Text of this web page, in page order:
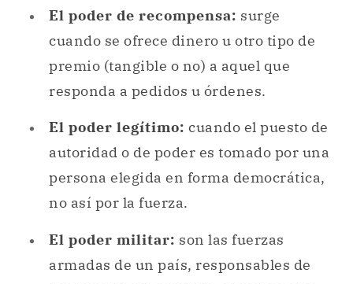
El poder de recompensa: surge
cuando se ofrece dinero u otro tipo de
premio (tangible o no) a aquel que
responda a pedidos u órdenes.
El poder legítimo: cuando el puesto de
autoridad o de poder es tomado por una
persona elegida en forma democrática,
no así por la fuerza.
El poder militar: son las fuerzas
armadas de un país, responsables de